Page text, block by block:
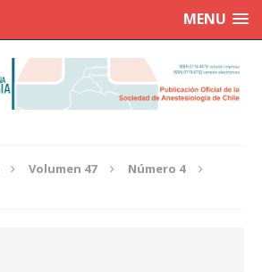
MENU
Volumen 47
Número 4